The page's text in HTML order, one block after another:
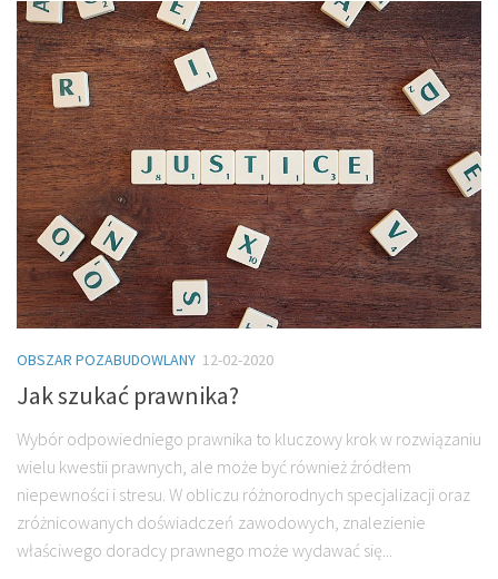
OBSZAR POZABUDOWLANY 12-02-2020
Jak szukać prawnika?
Wybór odpowiedniego prawnika to kluczowy krok w rozwiązaniu
wielu kwestii prawnych, ale może być również źródłem
niepewności i stresu. W obliczu różnorodnych specjalizacji oraz
zróżnicowanych doświadczeń zawodowych, znalezienie
właściwego doradcy prawnego może wydawać się...